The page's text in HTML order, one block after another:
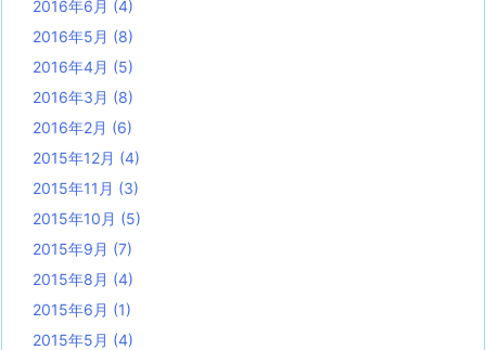
2016年6月 (4)
2016年5月 (8)
2016年4月 (5)
2016年3月 (8)
2016年2月 (6)
2015年12月 (4)
2015年11月 (3)
2015年10月 (5)
2015年9月 (7)
2015年8月 (4)
2015年6月 (1)
2015年5月 (4)